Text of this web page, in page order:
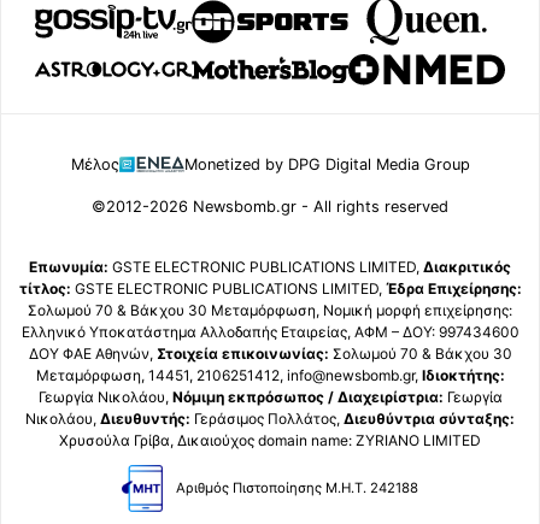
Μέλος Monetized by DPG Digital Media Group
©2012-2026 Newsbomb.gr - All rights reserved
Επωνυμία: GSTE ELECTRONIC PUBLICATIONS LIMITED, Διακριτικός
τίτλος: GSTE ELECTRONIC PUBLICATIONS LIMITED, Έδρα Επιχείρησης:
Σολωμού 70 & Βάκχου 30 Μεταμόρφωση, Νομική μορφή επιχείρησης:
Ελληνικό Υποκατάστημα Αλλοδαπής Εταιρείας, ΑΦΜ – ΔΟΥ: 997434600
ΔΟΥ ΦΑΕ Αθηνών, Στοιχεία επικοινωνίας: Σολωμού 70 & Βάκχου 30
Μεταμόρφωση, 14451, 2106251412, info@newsbomb.gr, Ιδιοκτήτης:
Γεωργία Νικολάου, Νόμιμη εκπρόσωπος / Διαχειρίστρια: Γεωργία
Νικολάου, Διευθυντής: Γεράσιμος Πολλάτος, Διευθύντρια σύνταξης:
Χρυσούλα Γρίβα, Δικαιούχος domain name: ZYRIANO LIMITED
Αριθμός Πιστοποίησης Μ.Η.Τ. 242188